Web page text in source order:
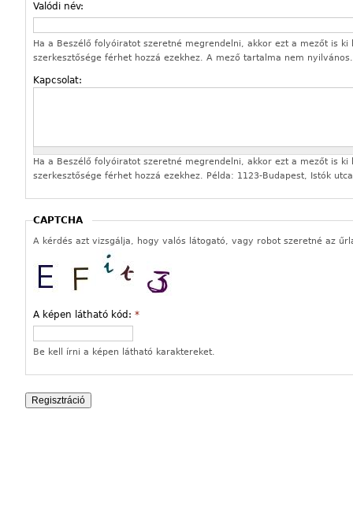
Valódi név:
Ha a Beszélő folyóiratot szeretné megrendelni, akkor ezt a mezőt is
szerkesztősége férhet hozzá ezekhez. A mező tartalma nem nyilvános.
Kapcsolat:
Ha a Beszélő folyóiratot szeretné megrendelni, akkor ezt a mezőt is
szerkesztősége férhet hozzá ezekhez. Példa: 1123-Budapest, Istók
CAPTCHA
A kérdés azt vizsgálja, hogy valós látogató, vagy robot szeretné az
A képen látható kód: *
Be kell írni a képen látható karaktereket.